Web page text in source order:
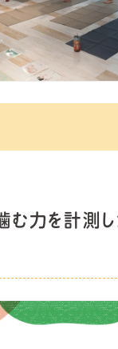
む力を計測し